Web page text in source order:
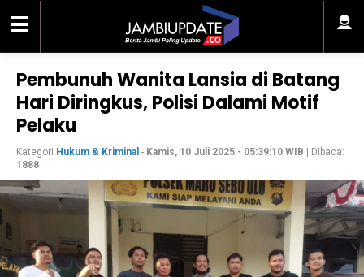
Pembunuh Wanita Lansia di Batang
Hari Diringkus, Polisi Dalami Motif
Pelaku
Kategori Hukum & Kriminal - Kamis, 10 Juli 2025 - 05:39:10 WIB | Dibaca:
1888